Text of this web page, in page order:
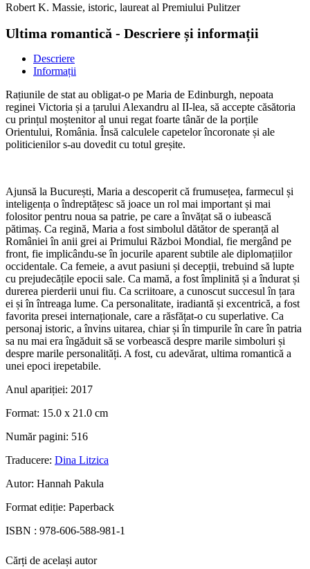
Robert K. Massie, istoric, laureat al Premiului Pulitzer
Ultima romantică - Descriere și informații
Descriere
Informații
Rațiunile de stat au obligat-o pe Maria de Edinburgh, nepoata
reginei Victoria și a țarului Alexandru al II-lea, să accepte căsătoria
cu prințul moștenitor al unui regat foarte tânăr de la porțile
Orientului, România. Însă calculele capetelor încoronate și ale
politicienilor s-au dovedit cu totul greșite.
Ajunsă la București, Maria a descoperit că frumusețea, farmecul și
inteligența o îndreptățesc să joace un rol mai important și mai
folositor pentru noua sa patrie, pe care a învățat să o iubească
pătimaș. Ca regină, Maria a fost simbolul dătător de speranță al
României în anii grei ai Primului Război Mondial, fie mergând pe
front, fie implicându-se în jocurile aparent subtile ale diplomațiilor
occidentale. Ca femeie, a avut pasiuni și decepții, trebuind să lupte
cu prejudecățile epocii sale. Ca mamă, a fost împlinită și a îndurat și
durerea pierderii unui fiu. Ca scriitoare, a cunoscut succesul în țara
ei și în întreaga lume. Ca personalitate, iradiantă și excentrică, a fost
favorita presei internaționale, care a răsfățat-o cu superlative. Ca
personaj istoric, a învins uitarea, chiar și în timpurile în care în patria
sa nu mai era îngăduit să se vorbească despre marile simboluri și
despre marile personalități. A fost, cu adevărat, ultima romantică a
unei epoci irepetabile.
Anul apariției: 2017
Format: 15.0 x 21.0 cm
Număr pagini: 516
Traducere: Dina Litzica
Autor: Hannah Pakula
Format ediție: Paperback
ISBN : 978-606-588-981-1
Cărți de același autor